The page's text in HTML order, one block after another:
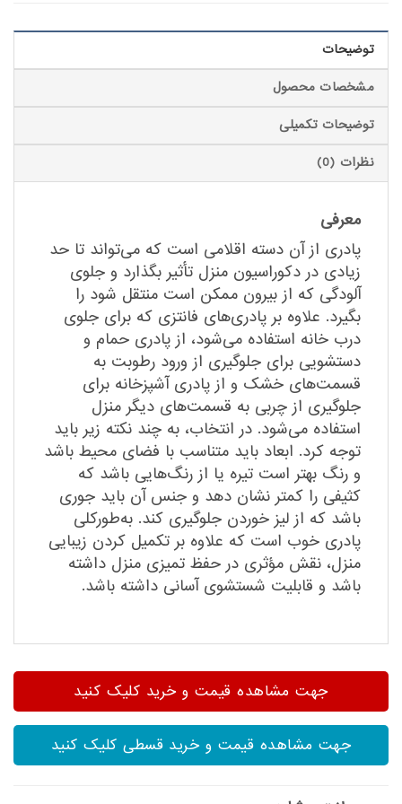
توضیحات
مشخصات محصول
توضیحات تکمیلی
نظرات (0)
معرفی
پادری از آن دسته اقلامی است که می‌تواند تا حد
زیادی در دکوراسیون منزل تأثیر بگذارد و جلوی
آلودگی که از بیرون ممکن است منتقل شود را
بگیرد. علاوه بر پادری‌های فانتزی که برای جلوی
درب خانه استفاده می‌شود، از پادری حمام و
دستشویی برای جلوگیری از ورود رطوبت به
قسمت‌های خشک و از پادری آشپزخانه برای
جلوگیری از چربی به قسمت‌های دیگر منزل
استفاده می‌شود. در انتخاب، به چند نکته زیر باید
توجه کرد. ابعاد باید متناسب با فضای محیط باشد
و رنگ بهتر است تیره یا از رنگ‌هایی باشد که
کثیفی را کمتر نشان دهد و جنس آن باید جوری
باشد که از لیز خوردن جلوگیری کند. به‌طورکلی
پادری خوب است که علاوه بر تکمیل کردن زیبایی
منزل، نقش مؤثری در حفظ تمیزی منزل داشته
باشد و قابلیت شستشوی آسانی داشته باشد.
جهت مشاهده قیمت و خرید کلیک کنید
جهت مشاهده قیمت و خرید قسطی کلیک کنید